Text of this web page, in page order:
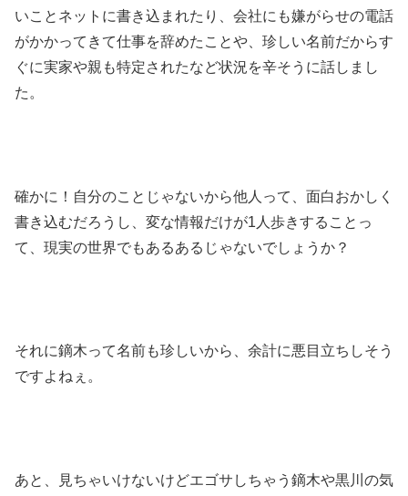
いことネットに書き込まれたり、会社にも嫌がらせの電話
がかかってきて仕事を辞めたことや、珍しい名前だからす
ぐに実家や親も特定されたなど状況を辛そうに話しまし
た。
確かに！自分のことじゃないから他人って、面白おかしく
書き込むだろうし、変な情報だけが1人歩きすることっ
て、現実の世界でもあるあるじゃないでしょうか？
それに鏑木って名前も珍しいから、余計に悪目立ちしそう
ですよねぇ。
あと、見ちゃいけないけどエゴサしちゃう鏑木や黒川の気